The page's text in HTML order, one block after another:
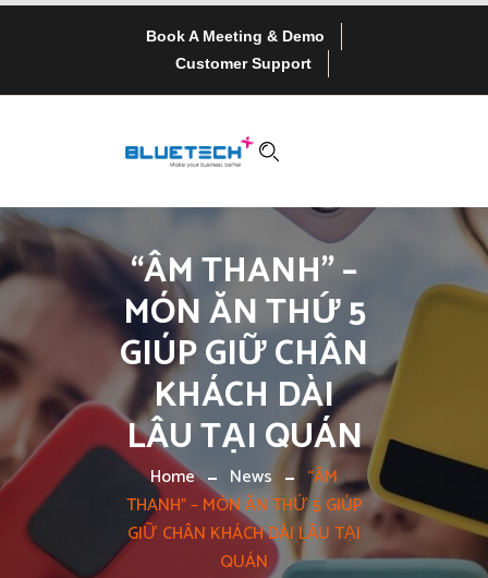
Book A Meeting & Demo
Customer Support
“ÂM THANH” –
MÓN ĂN THỨ 5
GIÚP GIỮ CHÂN
KHÁCH DÀI
LÂU TẠI QUÁN
Home News
“ÂM
THANH” – MÓN ĂN THỨ 5 GIÚP
GIỮ CHÂN KHÁCH DÀI LÂU TẠI
QUÁN